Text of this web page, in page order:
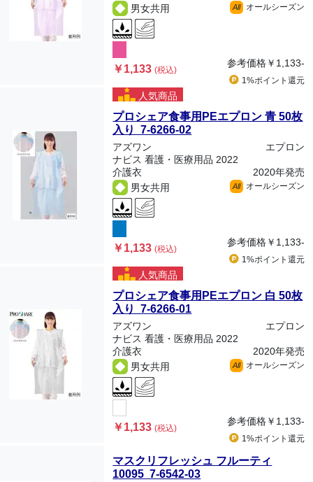
男女共用
All オールシーズン
￥1,133(税込)
参考価格￥1,133-
1%ポイント 還元
人気商品
プロシェア食事用PEエプロン 青 50枚
入り 7-6266-02
アズワン
エプロン
ナビス 看護・医療用品 2022
介護衣
2020年発売
男女共用
All オールシーズン
￥1,133(税込)
参考価格￥1,133-
1%ポイント 還元
人気商品
プロシェア食事用PEエプロン 白 50枚
入り 7-6266-01
アズワン
エプロン
ナビス 看護・医療用品 2022
介護衣
2020年発売
男女共用
All オールシーズン
￥1,133(税込)
参考価格￥1,133-
1%ポイント 還元
マスクリフレッシュ フルーティ
10095 7-6542-03